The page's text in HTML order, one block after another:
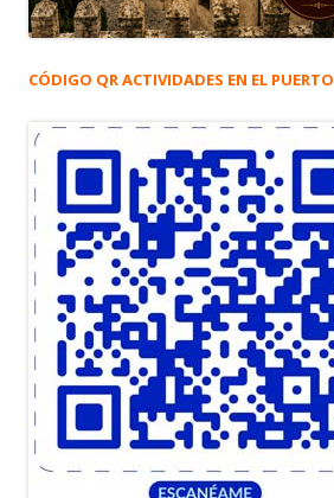
CÓDIGO QR ACTIVIDADES EN EL PUERTO